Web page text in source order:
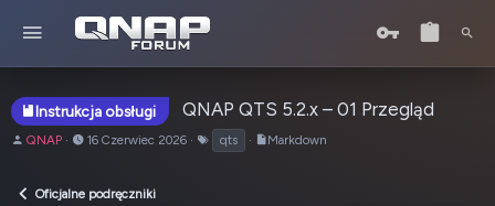
Instrukcja obsługi QNAP QTS 5.2.x – 01 Przegląd
A
o
QNAP
o
16 Czerwiec 2026
a
qts Markdown
Oficjalne podręczniki